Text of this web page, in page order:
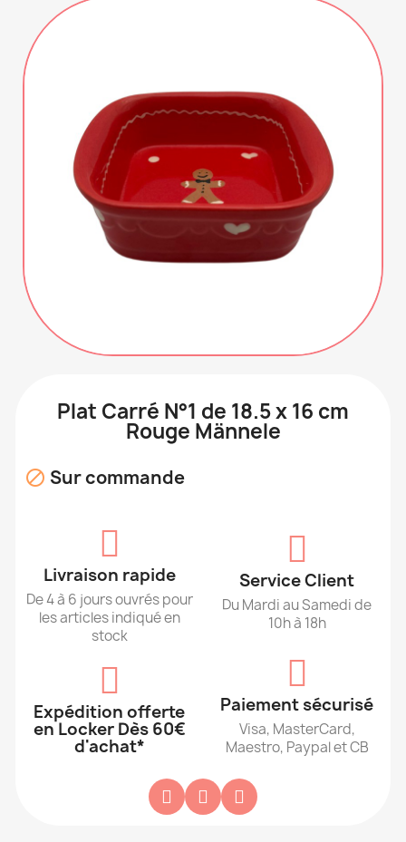
Plat Carré N°1 de 18.5 x 16 cm
Rouge Männele
 Sur commande
Livraison rapide
De 4 à 6 jours ouvrés pour
les articles indiqué en
stock
Expédition offerte
en Locker Dès 60€
d'achat*
Service Client
Du Mardi au Samedi de
10h à 18h
Paiement sécurisé
Visa, MasterCard,
Maestro, Paypal et CB